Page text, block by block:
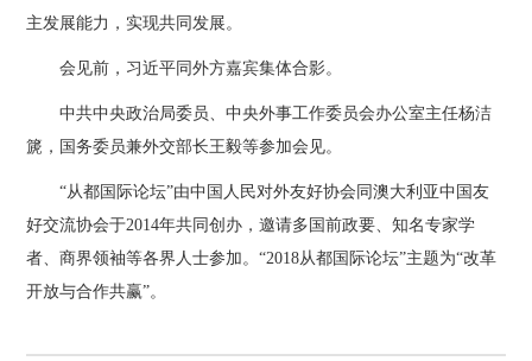
主发展能力，实现共同发展。
会见前，习近平同外方嘉宾集体合影。
中共中央政治局委员、中央外事工作委员会办公室主任杨洁
篪，国务委员兼外交部长王毅等参加会见。
“从都国际论坛”由中国人民对外友好协会同澳大利亚中国友
好交流协会于2014年共同创办，邀请多国前政要、知名专家学
者、商界领袖等各界人士参加。“2018从都国际论坛”主题为“改革
开放与合作共赢”。